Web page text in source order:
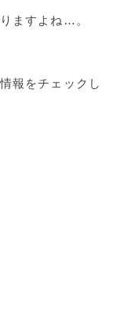
ますよね…。
報をチェックし